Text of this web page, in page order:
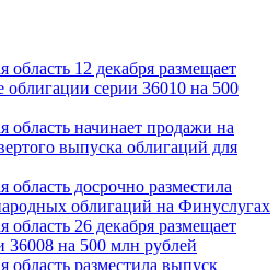
область 12 декабря размещает
облигации серии 36010 на 500
область начинает продажи на
выпуска облигаций для
область досрочно разместила
облигаций на Финуслугах
область 26 декабря размещает
36008 на 500 млн рублей
область разместила выпуск